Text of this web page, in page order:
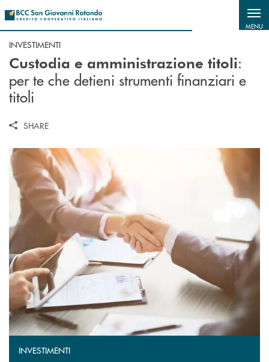
MENU
INVESTIMENTI
Custodia e amministrazione titoli:
per te che detieni strumenti finanziari e
titoli
SHARE
INVESTIMENTI